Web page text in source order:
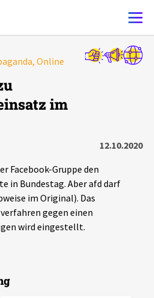
melden
Online
im
12.10.2020
Facebook-Gruppe den
in Bundestag. Aber afd darf
im Original). Das
gegen einen
wird eingestellt.
Statistik
Filter Erklärungen